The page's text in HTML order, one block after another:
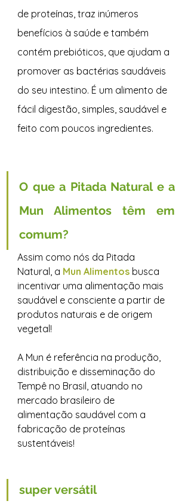
de proteínas, traz inúmeros
benefícios à saúde e também
contém prebióticos, que ajudam a
promover as bactérias saudáveis
do seu intestino. É um alimento de
fácil digestão, simples, saudável e
feito com poucos ingredientes.
O que a Pitada Natural e a
Mun Alimentos têm em
comum?
Assim como nós da Pitada
Natural, a Mun Alimentos busca
incentivar uma alimentação mais
saudável e consciente a partir de
produtos naturais e de origem
vegetal!
A Mun é referência na produção,
distribuição e disseminação do
Tempê no Brasil, atuando no
mercado brasileiro de
alimentação saudável com a
fabricação de proteínas
sustentáveis!
super versátil